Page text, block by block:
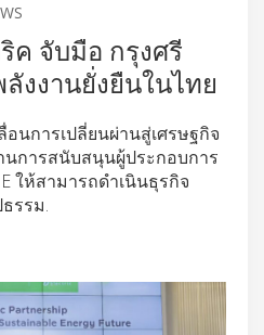
ค จับมือ กรุงศรี
งงานยั่งยืนในไทย
นการเปลี่ยนผ่านสู่เศรษฐกิจ
นการสนับสนุนผู้ประกอบการ
ให้สามารถดำเนินธุรกิจ
รรม.